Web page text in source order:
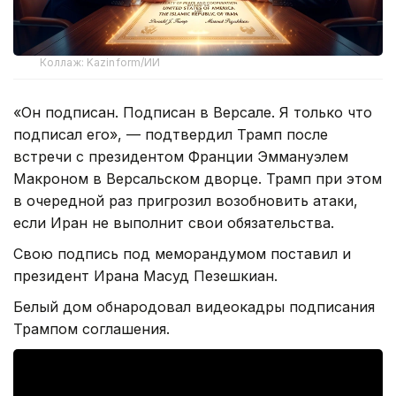
Коллаж: Kazinform/ИИ
«Он подписан. Подписан в Версале. Я только что
подписал его», — подтвердил Трамп после
встречи с президентом Франции Эммануэлем
Макроном в Версальском дворце. Трамп при этом
в очередной раз пригрозил возобновить атаки,
если Иран не выполнит свои обязательства.
Свою подпись под меморандумом поставил и
президент Ирана Масуд Пезешкиан.
Белый дом обнародовал видеокадры подписания
Трампом соглашения.